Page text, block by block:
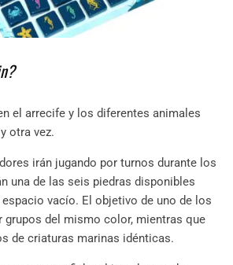
el arrecife y los diferentes animales
otra vez.
irán jugando por turnos durante los
una de las seis piedras disponibles
vacío. El objetivo de uno de los
grupos del mismo color, mientras que
de criaturas marinas idénticas.